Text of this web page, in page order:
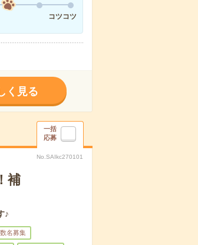
コツコツ
く見る
一括
応募
No.SAIkc270101
補
♪
名募集